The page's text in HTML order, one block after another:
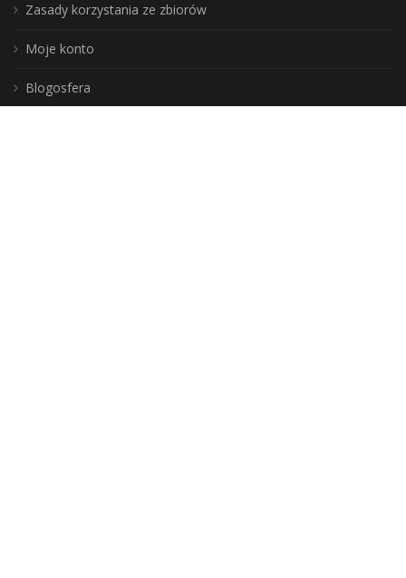
Zasady korzystania ze zbiorów
Moje konto
Blogosfera